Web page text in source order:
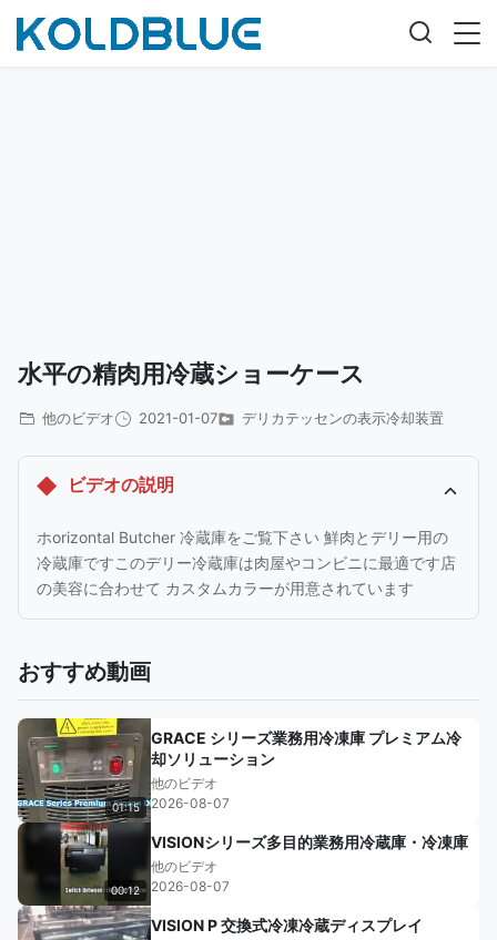
水平の精肉用冷蔵ショーケース
他のビデオ 2021-01-07 デリカテッセンの表示冷却装置
ビデオの説明
ホorizontal Butcher 冷蔵庫をご覧下さい 鮮肉とデリー用の
冷蔵庫ですこのデリー冷蔵庫は肉屋やコンビニに最適です店
の美容に合わせて カスタムカラーが用意されています
おすすめ動画
01:15
GRACE シリーズ業務用冷凍庫 プレミアム冷
却ソリューション
他のビデオ
2026-08-07
00:12
VISIONシリーズ多目的業務用冷蔵庫・冷凍庫
他のビデオ
2026-08-07
VISION P 交換式冷凍冷蔵ディスプレイ